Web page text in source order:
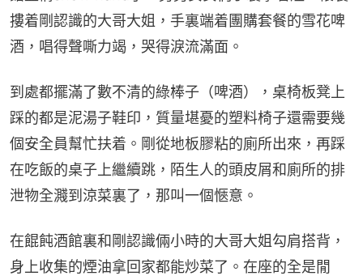
摟着剛認識的大哥大姐，手裏端着團購套餐的雪花啤
酒，唱得聲嘶力竭，哭得淚流滿面。
到處都擺滿了數不清的綠棒子（啤酒），桌椅板凳上
踩的都是泥湯子鞋印，質量堪憂的塑料椅子還需要幾
個安全員幫忙扶着。剛從地板膠粘的廁所出來，再踩
在吃飯的桌子上繼續跳，陌生人的頭皮屑和廁所的排
泄物全濺到涼菜裏了，那叫一個愜意。
在餛飩酒館裏和剛認識倆小時的大哥大姐勾肩搭背，
身上收集的煙油拿回家都能炒菜了。在座的全是閒